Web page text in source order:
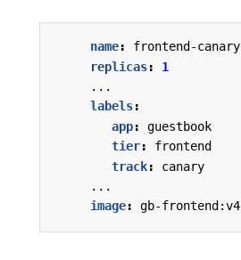
name:
frontend-canary
replicas:
1
...
labels:
app:
guestbook
tier:
frontend
track:
canary
...
image: gb-frontend:v4